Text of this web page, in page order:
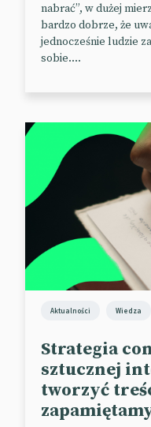
nabrać”, w dużej
bardzo dobrze, że
jednocześnie ludzie
sobie....
Aktualności Wiedza
Strategia
sztucznej
tworzyć